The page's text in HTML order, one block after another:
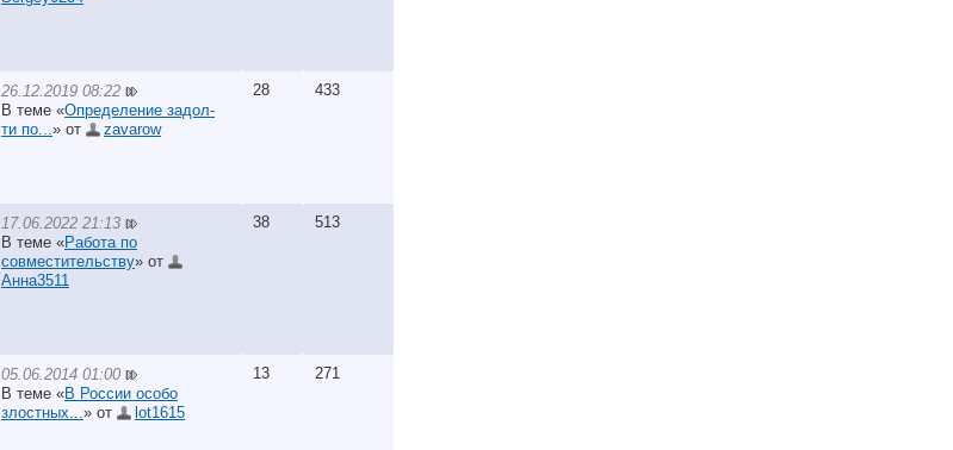
26.12.2019 08:22
В теме «Определение задол-
ти по... » от zavarow
28 433
17.06.2022 21:13
В теме «Работа по
совместительству» от
Анна3511
38 513
05.06.2014 01:00
В теме «В России особо
злостных... » от lot1615
13 271